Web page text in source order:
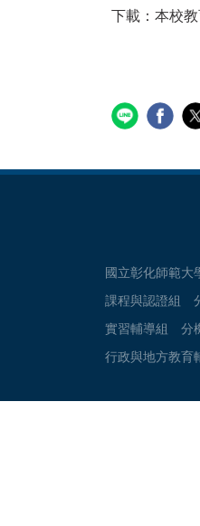
下載：本校
國立彰化師範
課程與認證組
實習輔導組 分
行政與地方教